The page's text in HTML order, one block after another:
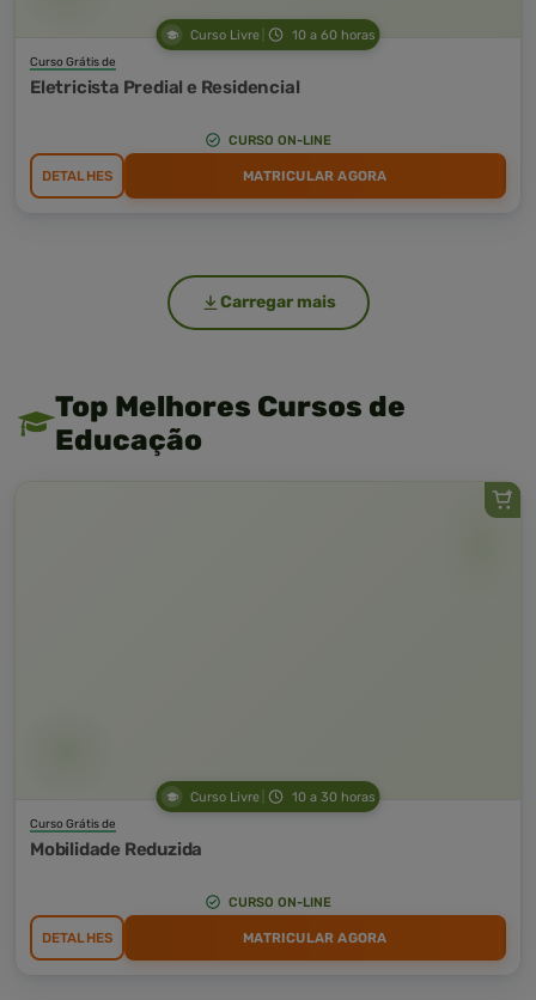
Curso Livre 10 a 60 horas
Curso Grátis de
Eletricista Predial e Residencial
CURSO ON-LINE
DETALHES MATRICULAR AGORA
Carregar mais
Top Melhores Cursos de
Educação
Curso Livre 10 a 30 horas
Curso Grátis de
Mobilidade Reduzida
CURSO ON-LINE
DETALHES MATRICULAR AGORA